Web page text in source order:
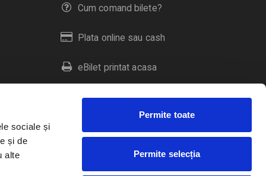
sociale și
și de
alte
Permite toate
Permite selecția
Cum comand bilete?
Plata online sau cash
eBilet printat acasa
Livrare prin curier
Duplicare bilete